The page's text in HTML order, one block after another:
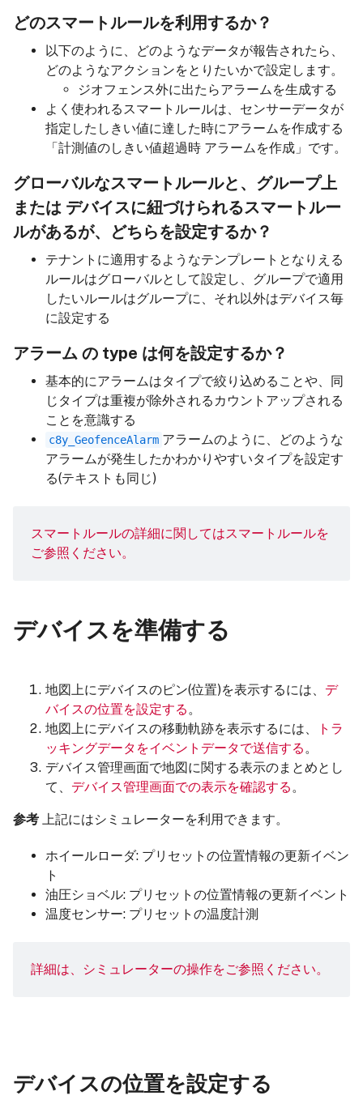
どのスマートルールを利用するか？
以下のように、どのようなデータが報告されたら、
どのようなアクションをとりたいかで設定します。
ジオフェンス外に出たらアラームを生成する
よく使われるスマートルールは、センサーデータが
指定したしきい値に達した時にアラームを作成する
「計測値のしきい値超過時 アラームを作成」です。
グローバルなスマートルールと、グループ上
または デバイスに紐づけられるスマートルー
ルがあるが、どちらを設定するか？
テナントに適用するようなテンプレートとなりえる
ルールはグローバルとして設定し、グループで適用
したいルールはグループに、それ以外はデバイス毎
に設定する
アラーム の type は何を設定するか？
基本的にアラームはタイプで絞り込めることや、同
じタイプは重複が除外されるカウントアップされる
ことを意識する
c8y_GeofenceAlarm アラームのように、どのような
アラームが発生したかわかりやすいタイプを設定す
る(テキストも同じ)
スマートルールの詳細に関してはスマートルールを
ご参照ください。
デバイスを準備する
地図上にデバイスのピン(位置)を表示するには、 デ
バイスの位置を設定する。
地図上にデバイスの移動軌跡を表示するには、
トラ
ッキングデータをイベントデータで送信する。
デバイス管理画面で地図に関する表示のまとめとし
て、 デバイス管理画面での表示を確認する。
参考 上記にはシミュレーターを利用できます。
ホイールローダ: プリセットの位置情報の更新イベン
ト
油圧ショベル: プリセットの位置情報の更新イベント
温度センサー: プリセットの温度計測
詳細は、 シミュレーターの操作をご参照ください。
デバイスの位置を設定する